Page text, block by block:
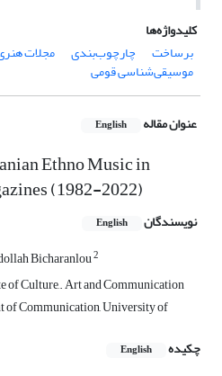
کلیدواژه‌ها
برساخت
چارچوب‌بندی مجلات
موسیقی‌شناسی قومی
عنوان مقاله English
Ethno Music in
(1982-2022)
نویسندگان English
Bicharanlou2
of Culture,. Art and Communication
of Communication, University of
چکیده
English